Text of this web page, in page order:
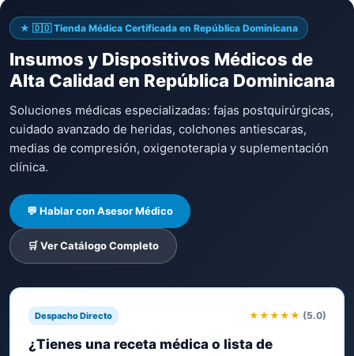
★ 🇩🇴 Tienda Médica Certificada en República Dominicana
Insumos y Dispositivos Médicos de
Alta Calidad en República Dominicana
Soluciones médicas especializadas: fajas postquirúrgicas,
cuidado avanzado de heridas, colchones antiescaras,
medias de compresión, oxigenoterapia y suplementación
clínica.
💬 Hablar con Asesor Médico
🛒 Ver Catálogo Completo
Despacho Directo ★★★★★ (5.0)
¿Tienes una receta médica o lista de